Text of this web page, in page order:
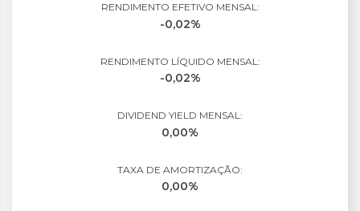
RENDIMENTO EFETIVO MENSAL:
-0,02%
RENDIMENTO LÍQUIDO MENSAL:
-0,02%
DIVIDEND YIELD MENSAL:
0,00%
TAXA DE AMORTIZAÇÃO:
0,00%